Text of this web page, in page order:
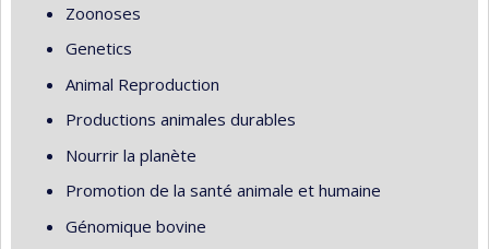
Zoonoses
Genetics
Animal Reproduction
Productions animales durables
Nourrir la planète
Promotion de la santé animale et humaine
Génomique bovine